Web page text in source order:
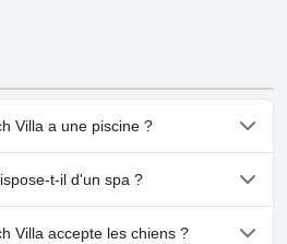
Villa a une piscine ?
pas de piscine.
t-il d'un spa ?
Beach Villa.
Villa accepte les chiens ?